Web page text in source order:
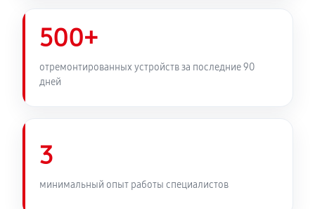
500+
отремонтированных устройств за последние 90
дней
3
минимальный опыт работы специалистов